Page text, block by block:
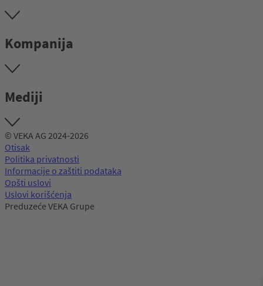
Kompanija
Mediji
© VEKA AG 2024-2026
Otisak
Politika privatnosti
Informacije o zaštiti podataka
Opšti uslovi
Uslovi korišćenja
Preduzeće VEKA Grupe